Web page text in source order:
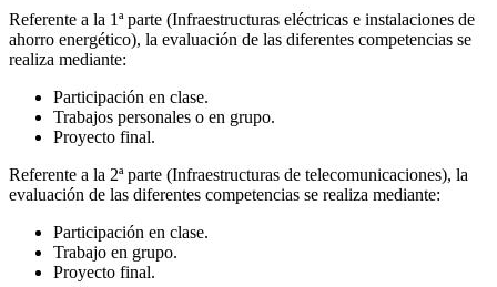
Referente a la 1ª parte (Infraestructuras eléctricas e instalaciones de
ahorro energético), la evaluación de las diferentes competencias se
realiza mediante:
Participación en clase.
Trabajos personales o en grupo.
Proyecto final.
Referente a la 2ª parte (Infraestructuras de telecomunicaciones), la
evaluación de las diferentes competencias se realiza mediante:
Participación en clase.
Trabajo en grupo.
Proyecto final.